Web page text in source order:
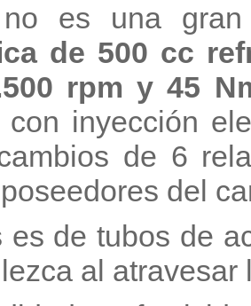
no es una
de 500 cc
rpm y 45
con inyección
de 6
del
es de tubos de
al